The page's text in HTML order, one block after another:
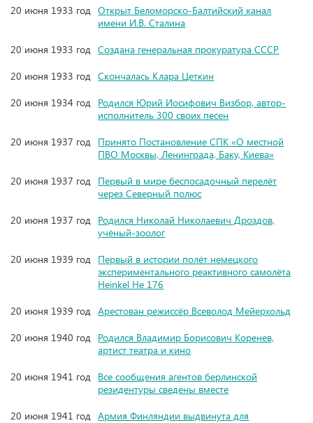
20 июня 1933 год Открыт Беломорско-Балтийский канал
имени И.В. Сталина
20 июня 1933 год Создана генеральная прокуратура СССР
20 июня 1933 год Скончалась Клара Цеткин
20 июня 1934 год Родился Юрий Иосифович Визбор, автор-
исполнитель 300 своих песен
20 июня 1937 год Принято Постановление СПК «О местной
ПВО Москвы, Ленинграда, Баку, Киева»
20 июня 1937 год Первый в мире беспосадочный перелёт
через Северный полюс
20 июня 1937 год Родился Николай Николаевич Дроздов,
учёный-зоолог
20 июня 1939 год Первый в истории полёт немецкого
экспериментального реактивного самолёта
Heinkel He 176
20 июня 1939 год Арестован режиссёр Всеволод Мейерхольд
20 июня 1940 год Родился Владимир Борисович Коренев,
артист театра и кино
20 июня 1941 год Все сообщения агентов берлинской
резидентуры сведены вместе
20 июня 1941 год Армия Финляндии выдвинута для